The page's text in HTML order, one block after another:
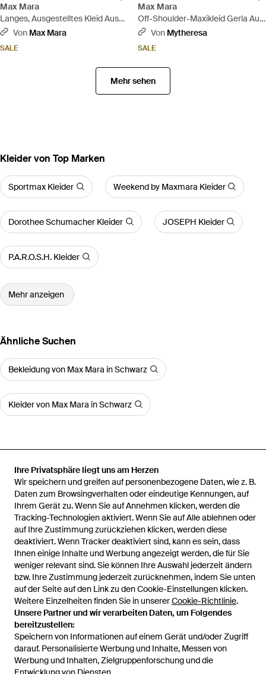
Ihre Privatsphäre liegt uns am Herzen
Wir speichern und greifen auf personenbezogene Daten, wie z. B.
Daten zum Browsingverhalten oder eindeutige Kennungen, auf
Ihrem Gerät zu. Wenn Sie auf Annehmen klicken, werden die
Tracking-Technologien aktiviert. Wenn Sie auf Alle ablehnen oder
auf Ihre Zustimmung zurückziehen klicken, werden diese
deaktiviert. Wenn Tracker deaktiviert sind, kann es sein, dass
Ihnen einige Inhalte und Werbung angezeigt werden, die für Sie
weniger relevant sind. Sie können Ihre Auswahl jederzeit ändern
bzw. Ihre Zustimmung jederzeit zurücknehmen, indem Sie unten
auf der Seite auf den Link zu den Cookie-Einstellungen klicken.
Weitere Einzelheiten finden Sie in unsererCookie-Richtlinie.
Unsere Partner und wir verarbeiten Daten, um Folgendes
bereitzustellen:
Speichern von Informationen auf einem Gerät und/oder Zugriff
darauf. Personalisierte Werbung und Inhalte, Messen von
Werbung und Inhalten, Zielgruppenforschung und die
Max Mara
Langes, Ausgestelltes Kleid Aus
Scuba-Jersey - Weiß
Von Max Mara
SALE
Max Mara
Off-Shoulder-Maxikleid Gerla Aus
Jersey - Schwarz
Von Mytheresa
SALE
Mehr sehen
Kleider von Top Marken
Sportmax Kleider Weekend by Maxmara Kleider
Dorothee Schumacher Kleider JOSEPH Kleider
P.A.R.O.S.H. Kleider
Mehr anzeigen
Ähnliche Suchen
Bekleidung von Max Mara in Schwarz
Kleider von Max Mara in Schwarz
Startseite Damen Kleider Max Mara Kleider
Schwarz
Hilfe und Informationen